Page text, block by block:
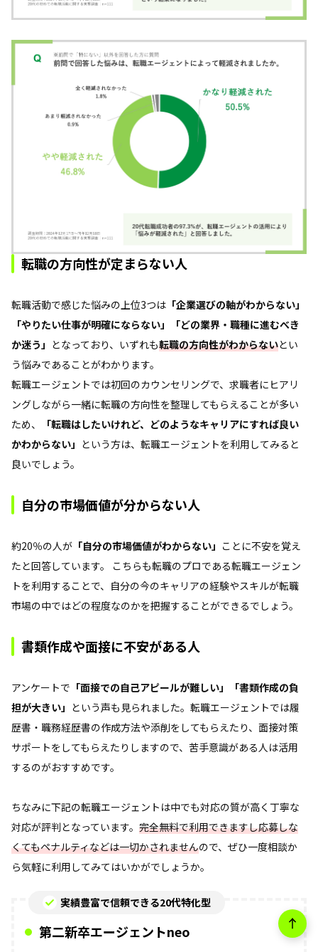
転職の方向性が定まらない人
転職活動で感じた悩みの上位3つは 「企業選びの軸がわからない」
「やりたい仕事が明確にならない」「どの業界・職種に進むべき
か迷う」 となっており、いずれも転職の方向性がわからないとい
う悩みであることがわかります。
転職エージェントでは初回のカウンセリングで、求職者にヒアリ
ングしながら一緒に転職の方向性を整理してもらえることが多い
ため、
「転職はしたいけれど、どのようなキャリアにすれば良い
かわからない」 という方は、転職エージェントを利用してみると
良いでしょう。
自分の市場価値が分からない人
約20％の人が 「自分の市場価値がわからない」 ことに不安を覚え
たと回答しています。 こちらも転職のプロである転職エージェン
トを利用することで、自分の今のキャリアの経験やスキルが転職
市場の中ではどの程度なのかを把握することができるでしょう。
書類作成や面接に不安がある人
アンケートで 「面接での自己アピールが難しい」「書類作成の負
担が大きい」 という声も見られました。転職エージェントでは履
歴書・職務経歴書の作成方法や添削をしてもらえたり、面接対策
サポートをしてもらえたりしますので、苦手意識がある人は活用
するのがおすすめです。
ちなみに下記の転職エージェントは中でも対応の質が高く丁寧な
対応が評判となっています。 完全無料で利用できますし応募しな
くてもペナルティなどは一切かされませんので、ぜひ一度相談か
ら気軽に利用してみてはいかがでしょうか。
実績豊富で信頼できる20代特化型
第二新卒エージェントneo